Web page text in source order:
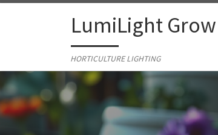
Skip to contentLumiLight Grow
HORTICULTURE LIGHTING